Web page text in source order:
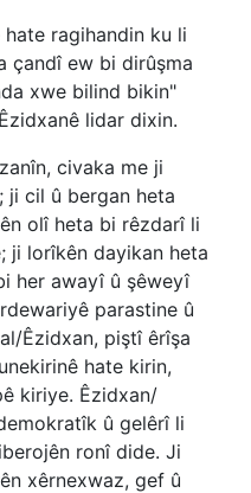
ragihandin ku li
çandî ew bi dirûşma
xwe bilind bikin"
lidar dixin.
civaka me ji
ji cil û bergan heta
olî heta bi rêzdarî li
ji lorîkên dayikan heta
her awayî û şêweyî
parastine û
Êzidxan, piştî êrîşa
hate kirin,
kiriye. Êzidxan/
û gelêrî li
ronî dide. Ji
xêrnexwaz, gef û